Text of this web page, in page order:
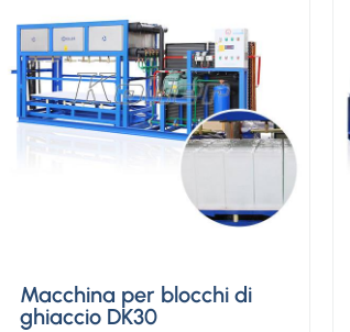
Macchina per blocchi di
ghiaccio DK30